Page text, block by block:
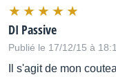
DI Passive
Publié le 17/12/15 à
Il s'agit de mon